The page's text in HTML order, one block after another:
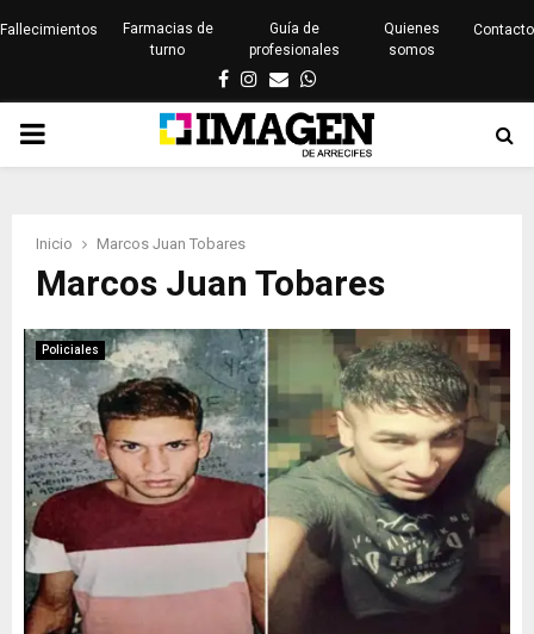
Fallecimientos
Farmacias de
turno
Guía de
profesionales
Quienes
somos
Contacto
Facebook
Instagram
EmailWhatsapp
PRIMARY
Inicio Marcos Juan Tobares
Marcos Juan Tobares
Policiales